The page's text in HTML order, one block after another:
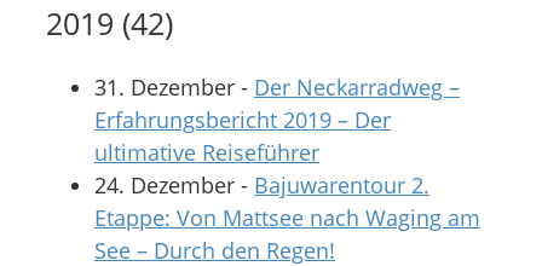
2019 (42)
31. Dezember - Der Neckarradweg –
Erfahrungsbericht 2019 – Der
ultimative Reiseführer
24. Dezember - Bajuwarentour 2.
Etappe: Von Mattsee nach Waging am
See – Durch den Regen!